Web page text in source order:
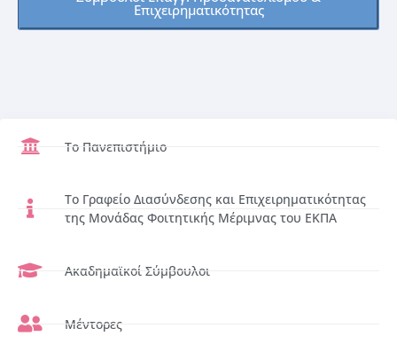
Επιχειρηματικότητας​
Το Πανεπιστήμιο
Το Γραφείο Διασύνδεσης και Επιχειρηματικότητας
της Μονάδας Φοιτητικής Μέριμνας του ΕΚΠΑ
Ακαδημαϊκοί Σύμβουλοι
Μέντορες